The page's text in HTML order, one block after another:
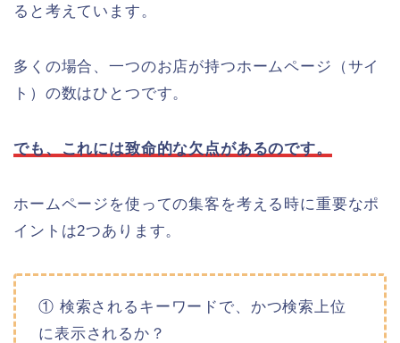
ると考えています。
多くの場合、一つのお店が持つホームページ（サイ
ト）の数はひとつです。
でも、これには致命的な欠点があるのです。
ホームページを使っての集客を考える時に重要なポ
イントは2つあります。
① 検索されるキーワードで、かつ検索上位
に表示されるか？